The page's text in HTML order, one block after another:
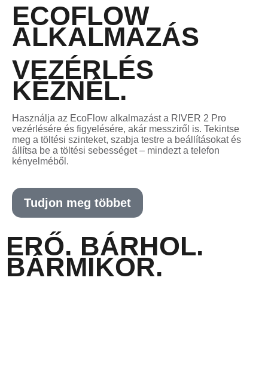
ECOFLOW
ALKALMAZÁS
VEZÉRLÉS
KÉZNÉL.
Használja az EcoFlow alkalmazást a RIVER 2 Pro
vezérlésére és figyelésére, akár messziről is. Tekintse
meg a töltési szinteket, szabja testre a beállításokat és
állítsa be a töltési sebességet – mindezt a telefon
kényelméből.
Tudjon meg többet
ERŐ. BÁRHOL.
BÁRMIKOR.